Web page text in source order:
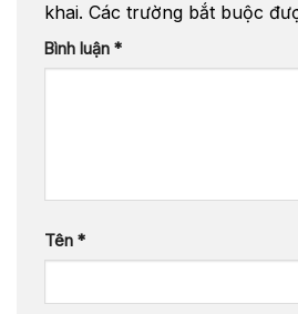
khai. Các trường bắt buộc
Bình luận *
Tên *